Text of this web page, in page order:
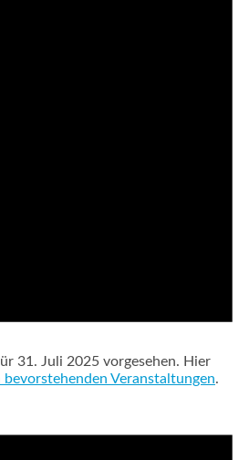
31. Juli 2025 vorgesehen. Hier
bevorstehenden Veranstaltungen.